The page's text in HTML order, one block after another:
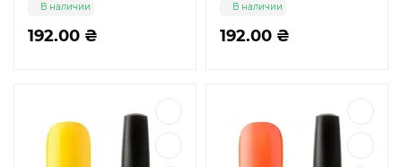
192.00 ₴
В наличии
192.00 ₴
В наличии